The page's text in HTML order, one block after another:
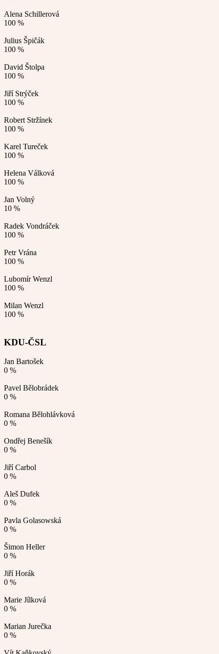
Alena Schillerová
100 %
Julius Špičák
100 %
David Štolpa
100 %
Jiří Strýček
100 %
Robert Stržínek
100 %
Karel Tureček
100 %
Helena Válková
100 %
Jan Volný
10 %
Radek Vondráček
100 %
Petr Vrána
100 %
Lubomír Wenzl
100 %
Milan Wenzl
100 %
KDU-ČSL
Jan Bartošek
0 %
Pavel Bělobrádek
0 %
Romana Bělohlávková
0 %
Ondřej Benešík
0 %
Jiří Carbol
0 %
Aleš Dufek
0 %
Pavla Golasowská
0 %
Šimon Heller
0 %
Jiří Horák
0 %
Marie Jílková
0 %
Marian Jurečka
0 %